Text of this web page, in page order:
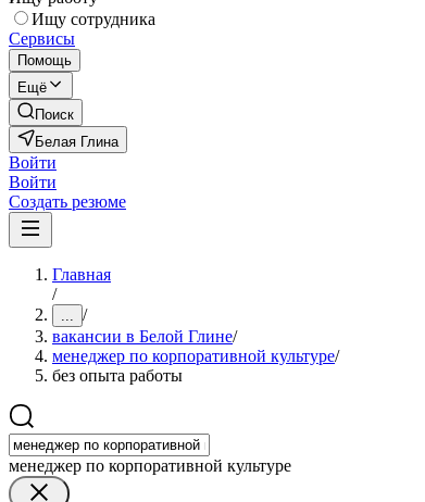
Ищу сотрудника
Сервисы
Помощь
Ещё
Поиск
Белая Глина
Войти
Войти
Создать резюме
Главная
/
... /
вакансии в Белой Глине/
менеджер по корпоративной культуре/
без опыта работы
менеджер по корпоративной культуре